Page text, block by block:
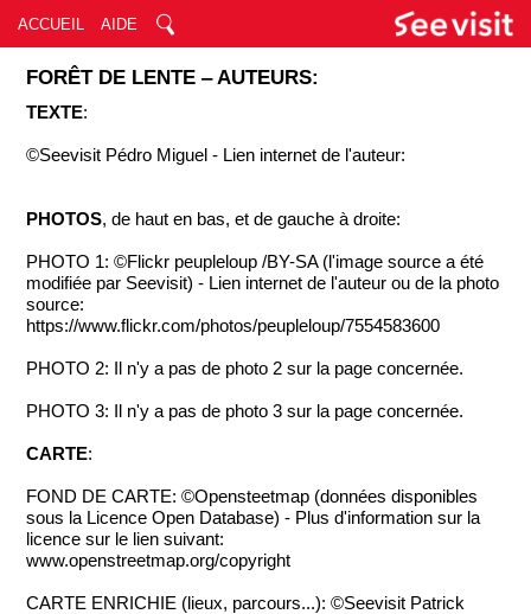
ACCUEIL AIDE
FORÊT DE LENTE ‒ AUTEURS:
TEXTE:
©Seevisit Pédro Miguel - Lien internet de l'auteur:
PHOTOS, de haut en bas, et de gauche à droite:
PHOTO 1: ©Flickr peupleloup /BY-SA (l'image source a été
modifiée par Seevisit) - Lien internet de l'auteur ou de la photo
source:
https://www.flickr.com/photos/peupleloup/7554583600
PHOTO 2: Il n'y a pas de photo 2 sur la page concernée.
PHOTO 3: Il n'y a pas de photo 3 sur la page concernée.
CARTE:
FOND DE CARTE: ©Opensteetmap (données disponibles
sous la Licence Open Database) - Plus d'information sur la
licence sur le lien suivant:
www.openstreetmap.org/copyright
CARTE ENRICHIE (lieux, parcours...): ©Seevisit Patrick